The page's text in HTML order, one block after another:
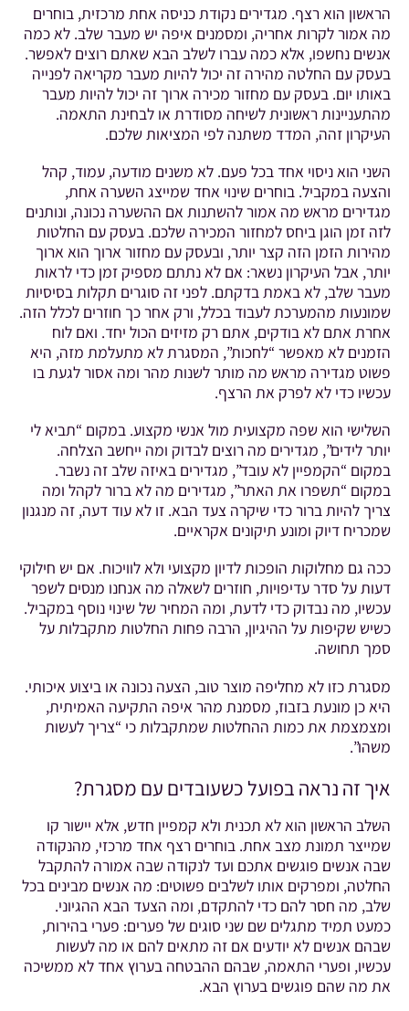
הראשון הוא רצף. מגדירים נקודת כניסה אחת מרכזית, בוחרים
מה אמור לקרות אחריה, ומסמנים איפה יש מעבר שלב. לא כמה
אנשים נחשפו, אלא כמה עברו לשלב הבא שאתם רוצים לאפשר.
בעסק עם החלטה מהירה זה יכול להיות מעבר מקריאה לפנייה
באותו יום. בעסק עם מחזור מכירה ארוך זה יכול להיות מעבר
מהתעניינות ראשונית לשיחה מסודרת או לבחינת התאמה.
העיקרון זהה, המדד משתנה לפי המציאות שלכם.
השני הוא ניסוי אחד בכל פעם. לא משנים מודעה, עמוד, קהל
והצעה במקביל. בוחרים שינוי אחד שמייצג השערה אחת,
מגדירים מראש מה אמור להשתנות אם ההשערה נכונה, ונותנים
לזה זמן הוגן ביחס למחזור המכירה שלכם. בעסק עם החלטות
מהירות הזמן הזה קצר יותר, ובעסק עם מחזור ארוך הוא ארוך
יותר, אבל העיקרון נשאר: אם לא נתתם מספיק זמן כדי לראות
מעבר שלב, לא באמת בדקתם. לפני זה סוגרים תקלות בסיסיות
שמונעות מהמערכת לעבוד בכלל, ורק אחר כך חוזרים לכלל הזה.
אחרת אתם לא בודקים, אתם רק מזיזים הכול יחד. ואם לוח
הזמנים לא מאפשר “לחכות”, המסגרת לא מתעלמת מזה, היא
פשוט מגדירה מראש מה מותר לשנות מהר ומה אסור לגעת בו
עכשיו כדי לא לפרק את הרצף.
השלישי הוא שפה מקצועית מול אנשי מקצוע. במקום “תביא לי
יותר לידים”, מגדירים מה רוצים לבדוק ומה ייחשב הצלחה.
במקום “הקמפיין לא עובד”, מגדירים באיזה שלב זה נשבר.
במקום “תשפרו את האתר”, מגדירים מה לא ברור לקהל ומה
צריך להיות ברור כדי שיקרה צעד הבא. זו לא עוד דעה, זה מנגנון
שמכריח דיוק ומונע תיקונים אקראיים.
ככה גם מחלוקות הופכות לדיון מקצועי ולא לוויכוח. אם יש חילוקי
דעות על סדר עדיפויות, חוזרים לשאלה מה אנחנו מנסים לשפר
עכשיו, מה נבדוק כדי לדעת, ומה המחיר של שינוי נוסף במקביל.
כשיש שקיפות על ההיגיון, הרבה פחות החלטות מתקבלות על
סמך תחושה.
מסגרת כזו לא מחליפה מוצר טוב, הצעה נכונה או ביצוע איכותי.
היא כן מונעת בזבוז, מסמנת מהר איפה התקיעה האמיתית,
ומצמצמת את כמות ההחלטות שמתקבלות כי “צריך לעשות
משהו”.
איך זה נראה בפועל כשעובדים עם מסגרת?
השלב הראשון הוא לא תכנית ולא קמפיין חדש, אלא יישור קו
שמייצר תמונת מצב אחת. בוחרים רצף אחד מרכזי, מהנקודה
שבה אנשים פוגשים אתכם ועד לנקודה שבה אמורה להתקבל
החלטה, ומפרקים אותו לשלבים פשוטים: מה אנשים מבינים בכל
שלב, מה חסר להם כדי להתקדם, ומה הצעד הבא ההגיוני.
כמעט תמיד מתגלים שם שני סוגים של פערים: פערי בהירות,
שבהם אנשים לא יודעים אם זה מתאים להם או מה לעשות
עכשיו, ופערי התאמה, שבהם ההבטחה בערוץ אחד לא ממשיכה
את מה שהם פוגשים בערוץ הבא.